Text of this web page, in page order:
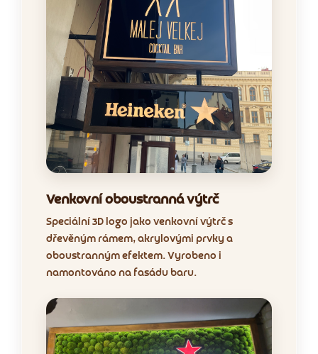
Venkovní oboustranná výtrč
Speciální 3D logo jako venkovní výtrč s
dřevěným rámem, akrylovými prvky a
oboustranným efektem. Vyrobeno i
namontováno na fasádu baru.